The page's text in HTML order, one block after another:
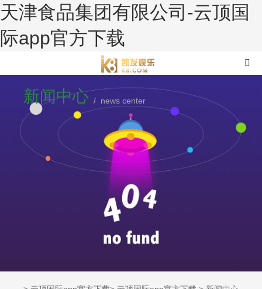
天津食品集团有限公司-云顶国
际app官方下载
新闻中心 / news center